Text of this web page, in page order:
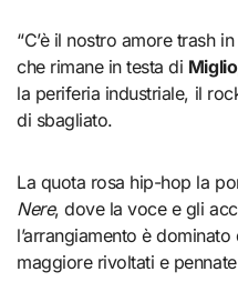
“C’è il nostro amore trash
che rimane in testa di Miglio
la periferia industriale, il
di sbagliato.
La quota rosa hip-hop la
Nere, dove la voce e gli
l’arrangiamento è
maggiore rivoltati e